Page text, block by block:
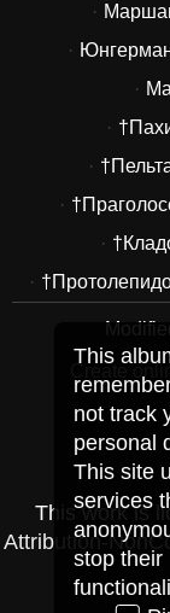
Create
This work is
Attribution-
This
not track
personal
This site
services
stop their